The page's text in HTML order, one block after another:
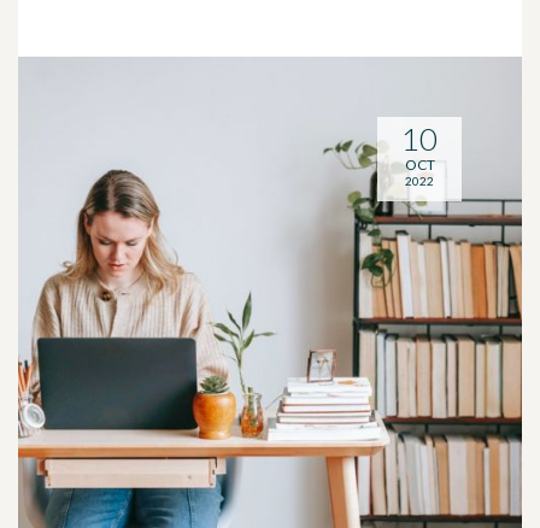
10
OCT
2022